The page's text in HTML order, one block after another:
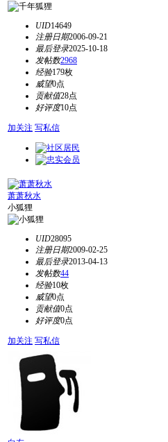
UID14649
注册日期2006-09-21
最后登录2025-10-18
发帖数2968
经验179枚
威望0点
贡献值28点
好评度10点
加关注 写私信
萧萧秋水
小狐狸
UID28095
注册日期2009-02-25
最后登录2013-04-13
发帖数44
经验10枚
威望0点
贡献值0点
好评度0点
加关注 写私信